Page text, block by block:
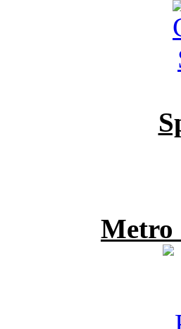
Metro